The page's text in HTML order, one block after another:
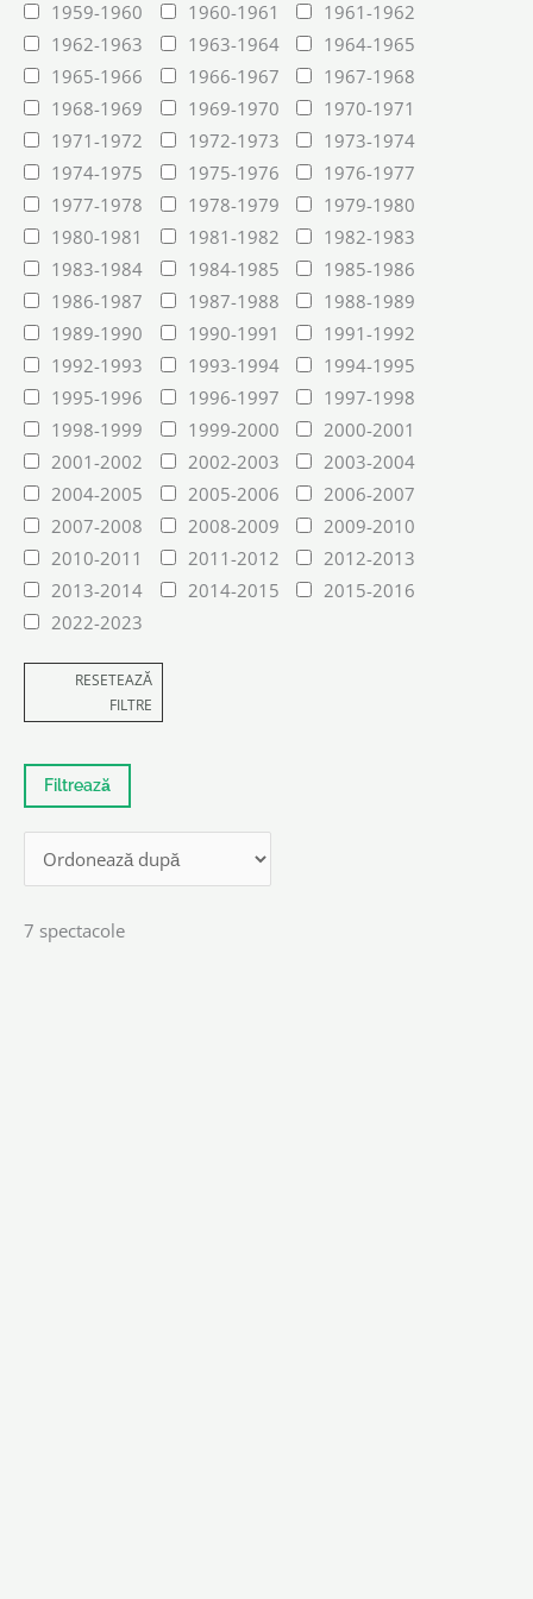
1959-1960
1960-1961
1961-1962
1962-1963
1963-1964
1964-1965
1965-1966
1966-1967
1967-1968
1968-1969
1969-1970
1970-1971
1971-1972
1972-1973
1973-1974
1974-1975
1975-1976
1976-1977
1977-1978
1978-1979
1979-1980
1980-1981
1981-1982
1982-1983
1983-1984
1984-1985
1985-1986
1986-1987
1987-1988
1988-1989
1989-1990
1990-1991
1991-1992
1992-1993
1993-1994
1994-1995
1995-1996
1996-1997
1997-1998
1998-1999
1999-2000
2000-2001
2001-2002
2002-2003
2003-2004
2004-2005
2005-2006
2006-2007
2007-2008
2008-2009
2009-2010
2010-2011
2011-2012
2012-2013
2013-2014
2014-2015
2015-2016
2022-2023
RESETEAZĂ
FILTRE
7 spectacole